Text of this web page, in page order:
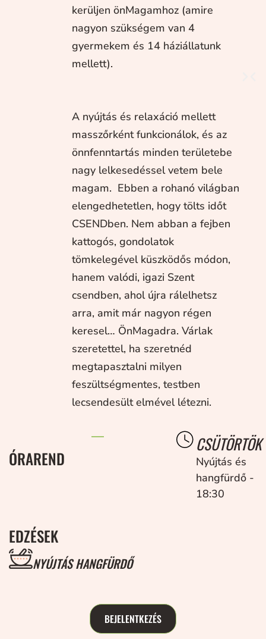
kerüljen önMagamhoz (amire
nagyon szükségem van 4
gyermekem és 14 háziállatunk
mellett).
A nyújtás és relaxáció mellett
masszőrként funkcionálok, és az
önnfenntartás minden területebe
nagy lelkesedéssel vetem bele
magam. Ebben a rohanó világban
elengedhetetlen, hogy tölts időt
CSENDben. Nem abban a fejben
kattogós, gondolatok
tömkelegével küszködős módon,
hanem valódi, igazi Szent
csendben, ahol újra rálelhetsz
arra, amit már nagyon régen
keresel… ÖnMagadra. Várlak
szeretettel, ha szeretnéd
megtapasztalni milyen
feszültségmentes, testben
lecsendesült elmével létezni.
ÓRAREND
CSÜTÖRTÖK
Nyújtás és
hangfürdő -
18:30
EDZÉSEK
NYÚJTÁS HANGFÜRDŐ
BEJELENTKEZÉS